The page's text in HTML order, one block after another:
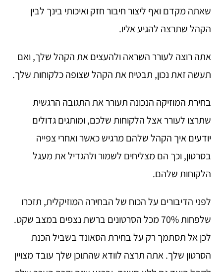
שאתה מקדם ואף ליצור חיבור חזק ואיכותי בינך לבין
הקהל שתרצה להגיע אליו.
אתה רוצה לעורר השראה ולהעצים את הקהל שלך, ואם
תעשה זאת נכון, תבטיח את הקהל שצופה כלקוחות שלך.
בחירת המוזיקה הנכונה תעורר את התגובה הרגשית
שתרצו לעורר אצל הלקוחות שלכם, ומותגים גדולים
יודעים איך הקהל שלהם מרגיש כאשר ואחרי צפייה
בסרטון, וכך הם מצליחים לשמור ולהגדיל את מעגל
הלקוחות שלהם.
לפני הדיבורים על הכוח של הבחירה המוזיקלית, תזכרו
שלפחות 70% מכל הסרטונים ברשת נצפים במצב שקט.
לכן אל תסתמך רק על בחירת הסאונד בשביל הכנת
הסרטון שלך. אתה תרצה לוודא שהתוכן שלך עובד מצויין